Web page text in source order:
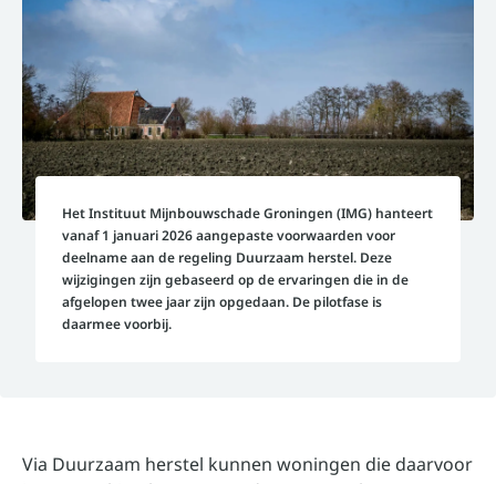
Het Instituut Mijnbouwschade Groningen (IMG) hanteert
vanaf 1 januari 2026 aangepaste voorwaarden voor
deelname aan de regeling Duurzaam herstel. Deze
wijzigingen zijn gebaseerd op de ervaringen die in de
afgelopen twee jaar zijn opgedaan. De pilotfase is
daarmee voorbij.
Via Duurzaam herstel kunnen woningen die daarvoor